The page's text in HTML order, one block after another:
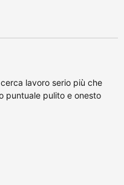
lavoro serio più che
puntuale pulito e onesto